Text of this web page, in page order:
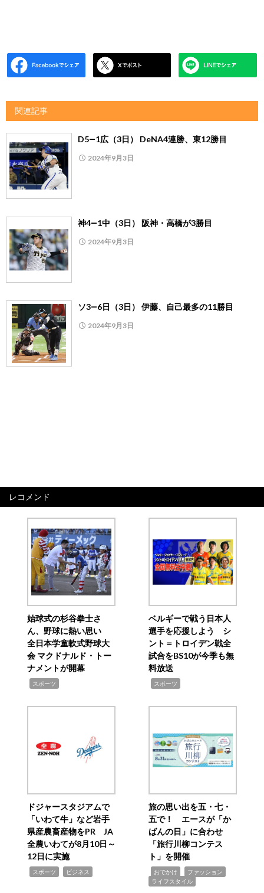
関連記事
D5―1広（3日） DeNA4連勝、東12勝目
2024年9月3日
神4―1中（3日） 阪神・高橋が3勝目
2024年9月3日
ソ3―6日（3日） 伊藤、自己最多の11勝目
2024年9月3日
レコメンド
始球式の杉谷拳士さ
ん、野球に熱い思い
全日本学童軟式野球大
会 マクドナルド・トー
ナメントが開幕
スポーツ
ベルギーで戦う日本人
選手を応援しよう シ
ント＝トロイデン戦全
試合をBS10が今季も無
料放送
スポーツ
ドジャースタジアムで
「いわて牛」など岩手
県産農畜産物をPR JA
全農いわてが8月10日～
12日に実施
スポーツ ビジネス
旅の思い出を五・七・
五で！ エースが「か
ばんの日」に合わせ
「旅行川柳コンテス
ト」を開催
おでかけ ファッション
ライフスタイル